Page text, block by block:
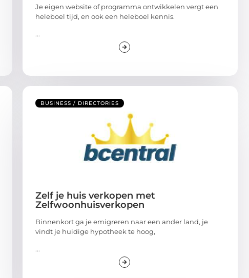
Je eigen website of programma ontwikkelen vergt een
heleboel tijd, en ook een heleboel kennis.
...
BUSINESS / DIRECTORIES
Zelf je huis verkopen met
Zelfwoonhuisverkopen
Binnenkort ga je emigreren naar een ander land, je
vindt je huidige hypotheek te hoog,
...